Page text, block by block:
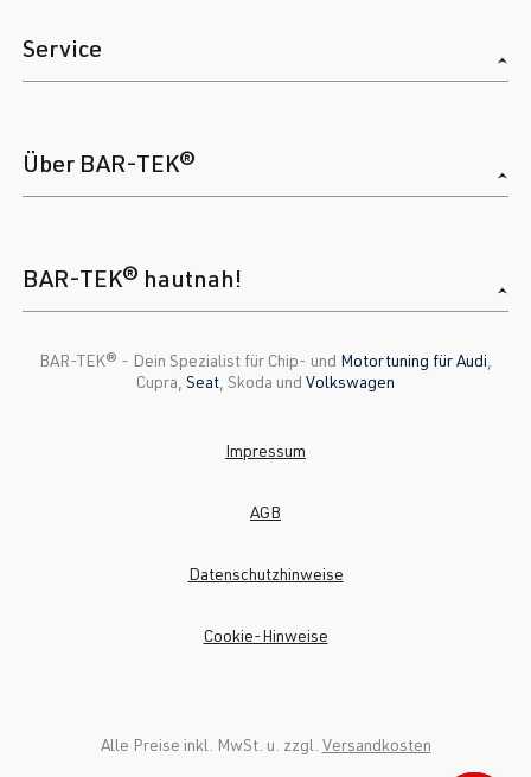
Service
Über BAR-TEK®
BAR-TEK® hautnah!
BAR-TEK®️ - Dein Spezialist für Chip- und Motortuning für Audi
Cupra, Seat , Skoda und Volkswagen
Alle Preise inkl. MwSt. u. zzgl. Versandkosten
Impressum
AGB
Datenschutzhinweise
Cookie-Hinweise